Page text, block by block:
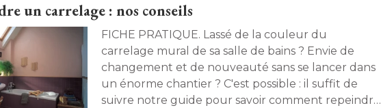
un carrelage : nos conseils
FICHE PRATIQUE. Lassé de la couleur du
carrelage mural de sa salle de bains ? Envie de
changement et de nouveauté sans se lancer dans
un énorme chantier ? C'est possible : il suffit de
suivre notre guide pour savoir comment repeindre